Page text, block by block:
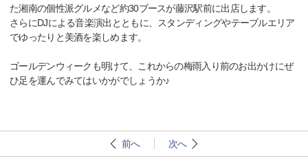
た湘南の個性派グルメなど約30ブースが藤沢駅前に出店します。
さらにDJによる音楽演出とともに、スタンディングやテーブルエリア
でゆったりと美酒を楽しめます。
ゴールデンウィークも明けて、これからの梅雨入り前のお出かけにぜ
ひ足を運んでみてはいかがでしょうか♪
前へ 次へ